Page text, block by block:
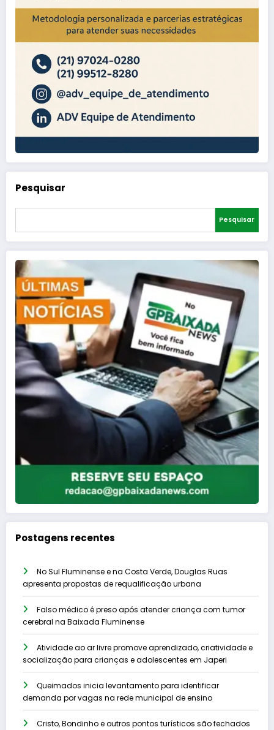
Pesquisar
Pesquisar
Postagens recentes
No Sul Fluminense e na Costa Verde, Douglas Ruas
apresenta propostas de requalificação urbana
Falso médico é preso após atender criança com tumor
cerebral na Baixada Fluminense
Atividade ao ar livre promove aprendizado, criatividade e
socialização para crianças e adolescentes em Japeri
Queimados inicia levantamento para identificar
demanda por vagas na rede municipal de ensino
Cristo, Bondinho e outros pontos turísticos são fechados